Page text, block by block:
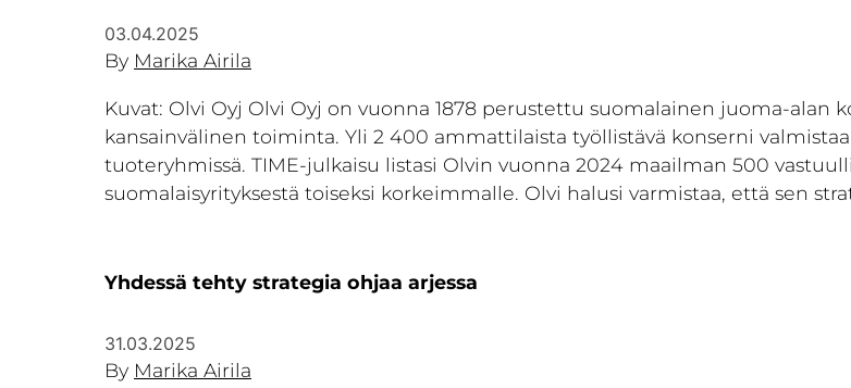
03.04.2025
By Marika Airila
Kuvat: Olvi Oyj Olvi Oyj on vuonna 1878 perustettu suomalainen juoma-alan
kansainvälinen toiminta. Yli 2 400 ammattilaista työllistävä konserni
tuoteryhmissä. TIME-julkaisu listasi Olvin vuonna 2024 maailman 500
suomalaisyrityksestä toiseksi korkeimmalle. Olvi halusi varmistaa, että sen
Yhdessä tehty strategia ohjaa arjessa
31.03.2025
By Marika Airila